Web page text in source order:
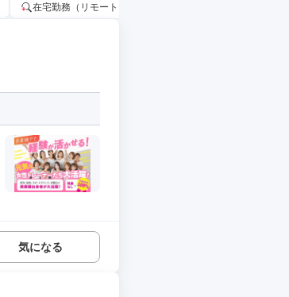
在宅勤務（リモートワーク）OK
気になる